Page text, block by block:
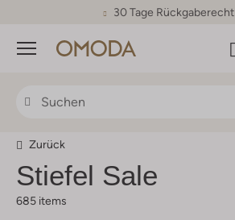
30 Tage Rückgaberecht
Menü
Zurück
Stiefel Sale
685 items